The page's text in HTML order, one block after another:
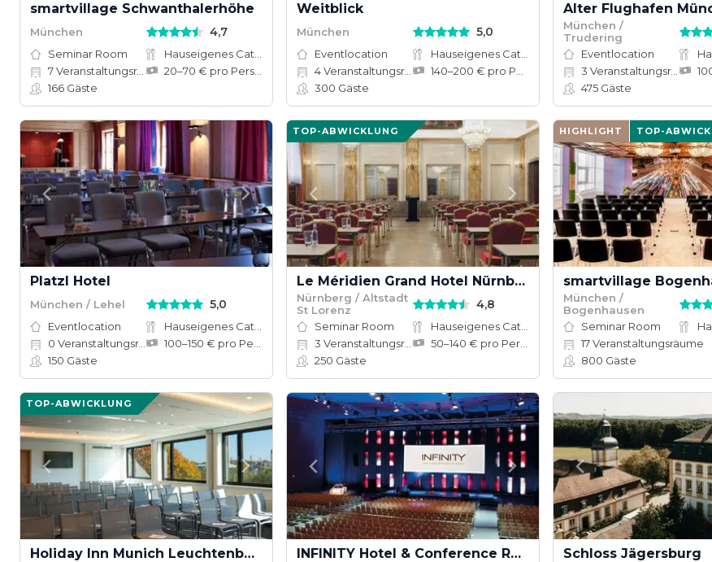
smartvillage Schwanthalerhöhe
München 4,7
Seminar Room
7Veranstaltungsräume
166 Gäste
Weitblick
München 5,0
Eventlocation
4Veranstaltungsräume
300 Gäste
München /
Trudering
Eventlocation
3 Veranstaltungsräume
475 Gäste
Platzl Hotel
München / Lehel 5,0
Eventlocation
0 Veranstaltungsräume
150 Gäste
TOP-ABWICKLUNG
Le Méridien Grand Hotel Nürnberg
Nürnberg / Altstadt
St Lorenz
4,8
Seminar Room
3 Veranstaltungsräume
250 Gäste
HIGHLIGHT TOP-
smartvillage
München /
Bogenhausen
Seminar Room
17Veranstaltungsräume
800 Gäste
TOP-ABWICKLUNG
Holiday Inn Munich Leuchtenbergring INFINITY Hotel & Conference Resort Munich Schloss Jägersburg